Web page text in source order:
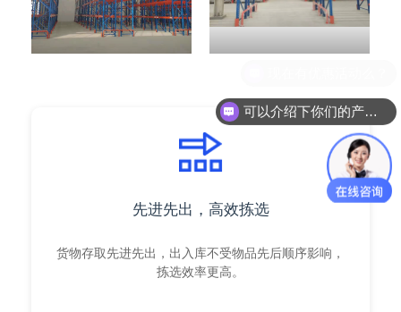
先进先出，高效拣选
货物存取先进先出，出入库不受物品先后顺序影响，
拣选效率更高。
可以介绍下你们的产品么？